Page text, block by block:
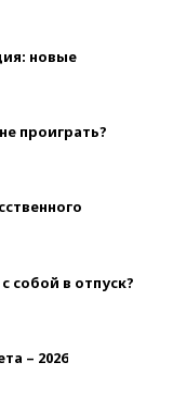
новые
проиграть?
собой в отпуск?
– 2026